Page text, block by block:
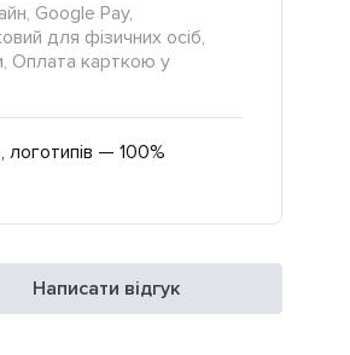
Google Pay,
для фізичних осіб,
Оплата карткою у
логотипів — 100%
Написати відгук